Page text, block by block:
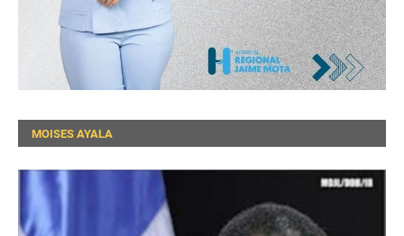
MOISES AYALA